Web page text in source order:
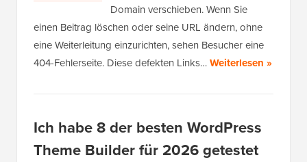
Domain verschieben. Wenn Sie
einen Beitrag löschen oder seine URL ändern, ohne
eine Weiterleitung einzurichten, sehen Besucher eine
404-Fehlerseite. Diese defekten Links…Weiterlesen »
Ich habe 8 der besten WordPress
Theme Builder für 2026 getestet